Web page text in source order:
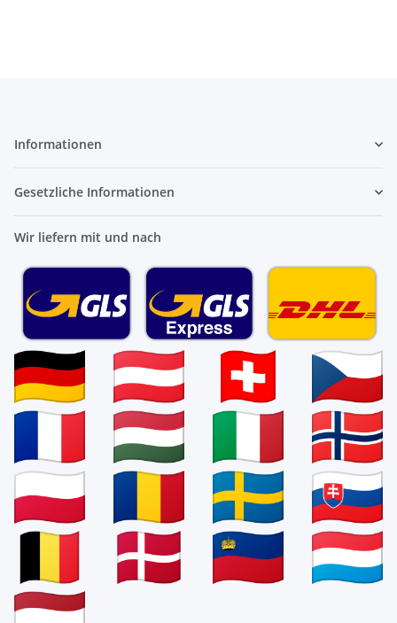
Informationen
Gesetzliche Informationen
Wir liefern mit und nach